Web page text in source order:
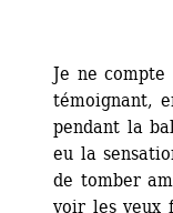
Je ne
témoignant,
pendant la
eu la
de tomber
voir les yeux